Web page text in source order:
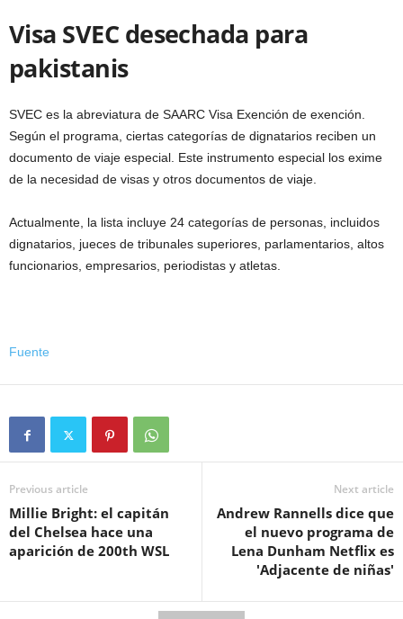
Visa SVEC desechada para
pakistanis
SVEC es la abreviatura de SAARC Visa Exención de exención.
Según el programa, ciertas categorías de dignatarios reciben un
documento de viaje especial. Este instrumento especial los exime
de la necesidad de visas y otros documentos de viaje.
Actualmente, la lista incluye 24 categorías de personas, incluidos
dignatarios, jueces de tribunales superiores, parlamentarios, altos
funcionarios, empresarios, periodistas y atletas.
Fuente
Previous article
Millie Bright: el capitán
del Chelsea hace una
aparición de 200th WSL
Next article
Andrew Rannells dice que
el nuevo programa de
Lena Dunham Netflix es
'Adjacente de niñas'